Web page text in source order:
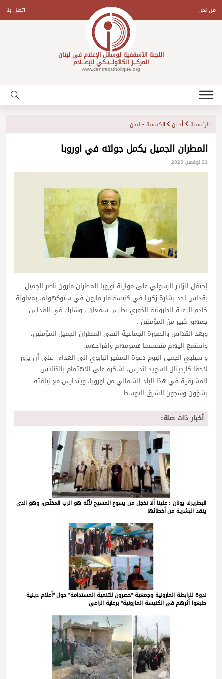
contentمن نحن اتصل بنا
اللجنة الأسقفية لوسائل الإعلام في لبنان
المركـــز الكاثولـــيـكي للإعـــلام
www.centrecatholique.org
الرئيسية أديان الكنيسة - لبنان
المطران الجميل يكمل جولته في اوروبا
21 نوفمبر، 2023
إحتفل الزائر الرسولي على موارنة أوروبا المطران مارون ناصر الجميل
بقداس احد بشارة زكريا في كنيسة مار مارون في ستوكهولم، بمعاونة
خادم الرعية المارونية الخوري بطرس سمعان ، وشارك في القداس
جمهور كبير من المؤمنين .
وبعد القداس والصورة الجماعية التقى المطران الجميل المؤمنين،
واستمع اليهم متحسسا همومهم وافراحهم.
و سيلبي الجميل اليوم دعوة السفير البابوي الى الغداء ، على أن يزور
لاحقا كاردينال السويد اندرس، لشكره على الاهتمام بالكنائس
المشرقية في هذا البلد الشمالي من اوروبا، ويتدارس مع نيافته
بشؤون وشجون الشرق الاوسط.
أخبار ذات صلة:
البطريرك يونان : علينا ألا نخجل من يسوع المسيح لأنّه هو الرب المخلّص، وهو الذي
ينقذ البشرية من أخطائها
ندوة للرابطة المارونية وجمعية *حصرون للتنمية المستدامة* حول *أعلام دينية
طبعوا أثرهم في الكنيسة المارونية* برعاية الراعي